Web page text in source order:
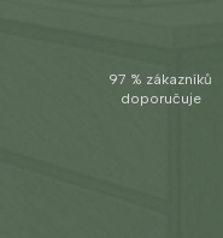
97 % zákazníků
doporučuje